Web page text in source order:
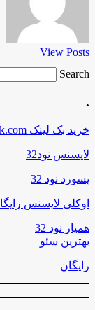
View Posts
Search …
.
خرید بک لینک behtarinbacklink.com
لایسنس نود32
پسورد نود 32
اوکلی لایسنس رایگان
همیار نود 32
بهترین سئو
رایگان